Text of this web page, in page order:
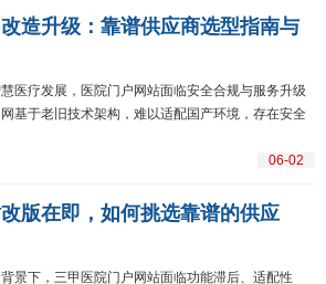
造升级：靠谱供应商选型指南与
医疗发展，医院门户网站面临安全合规与服务升级
基于老旧技术架构，难以适配国产环境，存在安全
06-02
版在即，如何挑选靠谱的供应
景下，三甲医院门户网站面临功能滞后、适配性